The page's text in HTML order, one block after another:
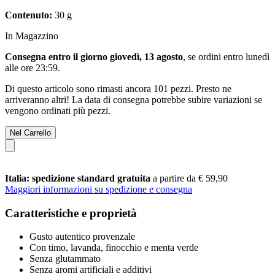
Contenuto: 30 g
In Magazzino
Consegna entro il giorno giovedì, 13 agosto, se ordini entro lunedì
alle ore 23:59.
Di questo articolo sono rimasti ancora 101 pezzi. Presto ne
arriveranno altri! La data di consegna potrebbe subire variazioni se
vengono ordinati più pezzi.
Nel Carrello
Italia: spedizione standard gratuita a partire da € 59,90
Maggiori informazioni su spedizione e consegna
Caratteristiche e proprietà
Gusto autentico provenzale
Con timo, lavanda, finocchio e menta verde
Senza glutammato
Senza aromi artificiali e additivi